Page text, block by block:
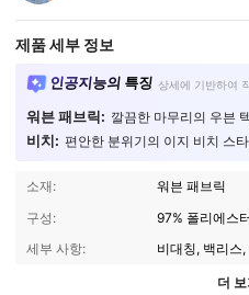
제품 세부 정보
인공지능의 특징 상세에 기반하여
워븐 패브릭: 깔끔한 마무리의 우븐
비치: 편안한 분위기의 이지 비치 스
소재:
워븐 패브릭
구성:
97% 폴리에스
세부 사항:
비대칭, 백리스,
더 보